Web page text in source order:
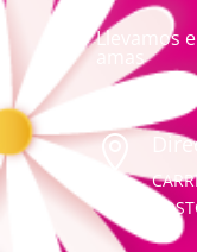
Llevamos
amas
